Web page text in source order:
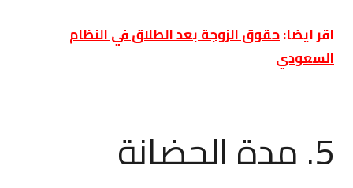
اقر ايضا:حقوق الزوجة بعد الطلاق في النظام
السعودي
5. مدة الحضانة